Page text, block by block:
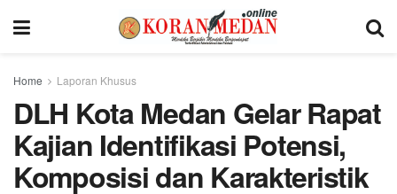
Home Laporan Khusus
DLH Kota Medan Gelar Rapat
Kajian Identifikasi Potensi,
Komposisi dan Karakteristik